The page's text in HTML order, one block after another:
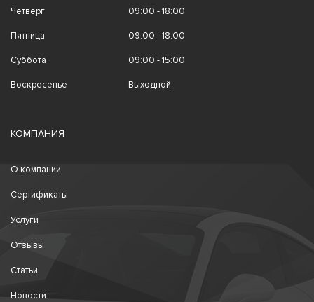
Четверг 09:00 - 18:00
Пятница 09:00 - 18:00
Суббота 09:00 - 15:00
Воскресенье Выходной
КОМПАНИЯ
О компании
Сертификаты
Услуги
Отзывы
Статьи
Новости